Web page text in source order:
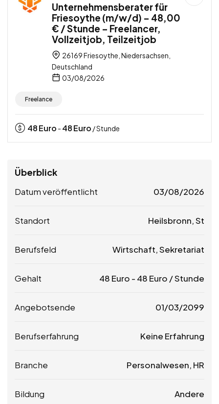
Unternehmensberater für
Friesoythe (m/w/d) – 48,00
€ / Stunde – Freelancer,
Vollzeitjob, Teilzeitjob
26169 Friesoythe, Niedersachsen,
Deutschland
03/08/2026
Freelance
48Euro - 48Euro / Stunde
Überblick
Datum veröffentlicht 03/08/2026
Standort Heilsbronn, St
Berufsfeld Wirtschaft, Sekretariat
Gehalt 48 Euro - 48 Euro / Stunde
Angebotsende 01/03/2099
Berufserfahrung Keine Erfahrung
Branche Personalwesen, HR
Bildung Andere